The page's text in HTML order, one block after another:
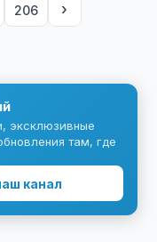
206 ›
эксклюзивные
там, где
канал